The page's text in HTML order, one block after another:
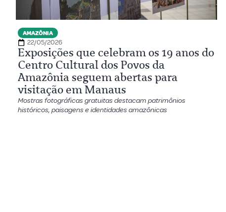
AMAZÔNIA
22/05/2026
Exposições que celebram os 19 anos do
Centro Cultural dos Povos da
Amazônia seguem abertas para
visitação em Manaus
Mostras fotográficas gratuitas destacam patrimônios
históricos, paisagens e identidades amazônicas